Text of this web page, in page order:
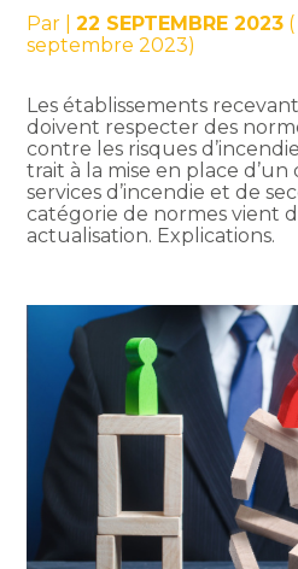
Par |22 SEPTEMBRE 2023
septembre 2023)
Les établissements
doivent respecter des
contre les risques
trait à la mise en place d’un
services d’incendie et de
catégorie de normes vient
actualisation. Explications.